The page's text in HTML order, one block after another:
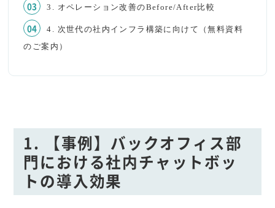
3. オペレーション改善のBefore/After比較
4. 次世代の社内インフラ構築に向けて（無料資料
のご案内）
1. 【事例】バックオフィス部
門における社内チャットボッ
トの導入効果